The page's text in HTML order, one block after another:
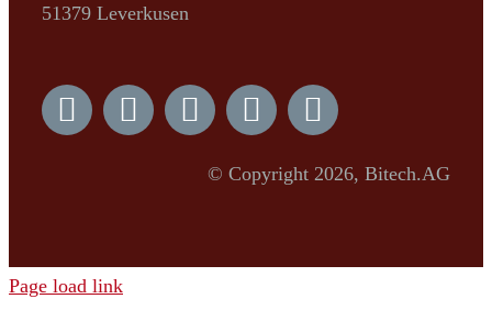
51379 Leverkusen
© Copyright 2026, Bitech.AG
Page load link